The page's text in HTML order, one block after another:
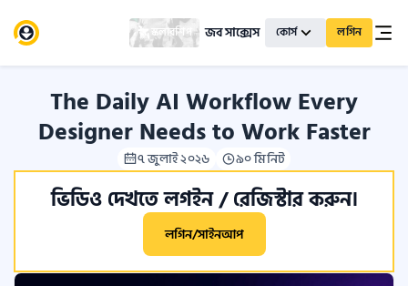
স্কলারশিপ জব সাক্সেস কোর্স লগিন
The Daily AI Workflow Every
Designer Needs to Work Faster
৭ জুলাই ২০২৬ ৯০ মিনিট
ভিডিও দেখতে লগইন / রেজিস্টার করুন।
লগিন/সাইনআপ